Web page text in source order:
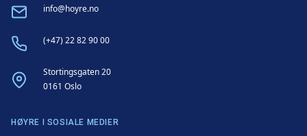
Email info@hoyre.no
Phone(+47) 22 82 90 00
AddressStortingsgaten 20
0161 Oslo
HØYRE I SOSIALE MEDIER